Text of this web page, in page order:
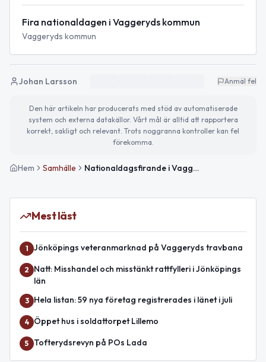
Fira nationaldagen i Vaggeryds kommun
Vaggeryds kommun
Johan Larsson Anmäl fel
Den här artikeln har producerats med stöd av automatiserade
system och externa datakällor. Vårt mål är alltid att rapportera
korrekt, sakligt och relevant. Trots noggranna kontroller kan fel
förekomma.
Hem Samhälle Nationaldagsfirande i Vaggeryds kommun den 6 juni
Mest läst
1 Jönköpings veteranmarknad på Vaggeryds travbana
2
Natt: Misshandel och misstänkt rattfylleri i Jönköpings
län
3 Hela listan: 59 nya företag registrerades i länet i juli
4 Öppet hus i soldattorpet Lillemo
5 Tofterydsrevyn på POs Lada